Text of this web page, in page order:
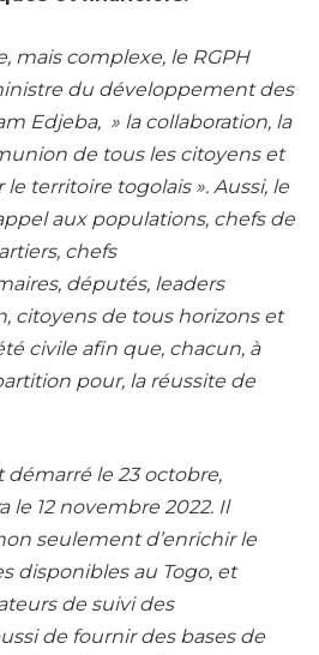
mais complexe, le RGPH
du développement des
Edjeba, » la collaboration, la
de tous les citoyens et
territoire togolais ». Aussi, le
aux populations, chefs de
chefs
députés, leaders
citoyens de tous horizons et
civile afin que, chacun, à
pour, la réussite de
le 23 octobre,
le 12 novembre 2022. Il
seulement d’enrichir le
disponibles au Togo, et
de suivi des
de fournir des bases de